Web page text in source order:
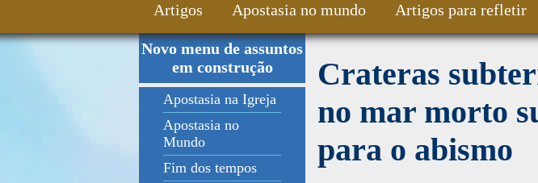
Artigos Apostasia no mundo Artigos para refletir
Fale Conosco
Novo menu de assuntos
em construção
Apostasia na Igreja
Apostasia no
Mundo
Fim dos tempos
Crateras
no mar morto
para o abismo